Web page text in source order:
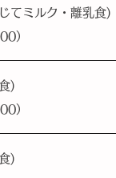
てミルク・離乳食)
）
)
）
)